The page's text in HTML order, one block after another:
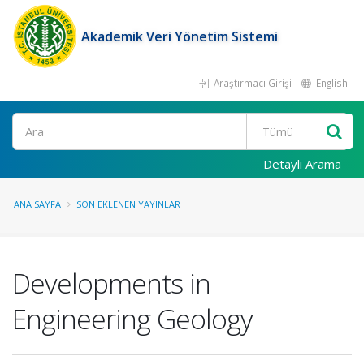
Akademik Veri Yönetim Sistemi
Araştırmacı Girişi English
Ara
Detaylı Arama
ANA SAYFA SON EKLENEN YAYINLAR
Developments in
Engineering Geology